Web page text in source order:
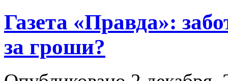
Газета «Правда»:
за гроши?